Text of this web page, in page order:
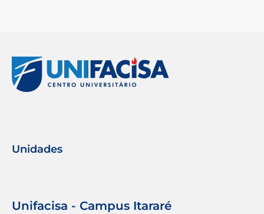
Unidades
Unifacisa - Campus Itararé